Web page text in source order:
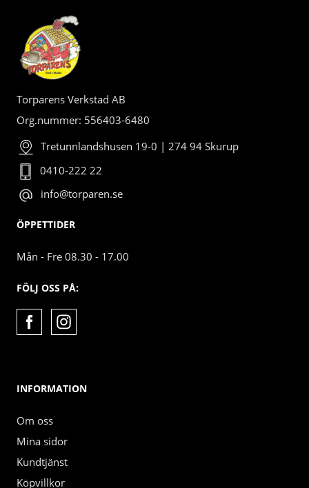
Torparens Verkstad AB
Org.nummer: 556403-6480
Tretunnlandshusen 19-0 | 274 94 Skurup
0410-222 22
info@torparen.se
ÖPPETTIDER
Mån - Fre 08.30 - 17.00
FÖLJ OSS PÅ:
INFORMATION
Om oss
Mina sidor
Kundtjänst
Köpvillkor